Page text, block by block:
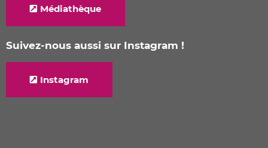
Médiathèque
Suivez-nous aussi sur Instagram !
Instagram